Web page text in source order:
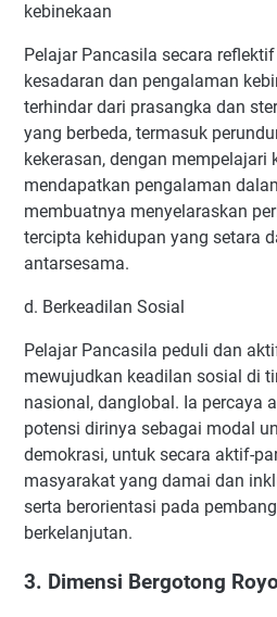
kebinekaan
Pelajar Pancasila secara
kesadaran dan pengalaman
terhindar dari prasangka dan
yang berbeda, termasuk
kekerasan, dengan mempelajari
mendapatkan pengalaman
membuatnya menyelaraskan
tercipta kehidupan yang setara
antarsesama.
d. Berkeadilan Sosial
Pelajar Pancasila peduli dan
mewujudkan keadilan sosial di
nasional, danglobal. Ia percaya
potensi dirinya sebagai modal
demokrasi, untuk secara aktif-
masyarakat yang damai dan
serta berorientasi pada
berkelanjutan.
3. Dimensi Bergotong